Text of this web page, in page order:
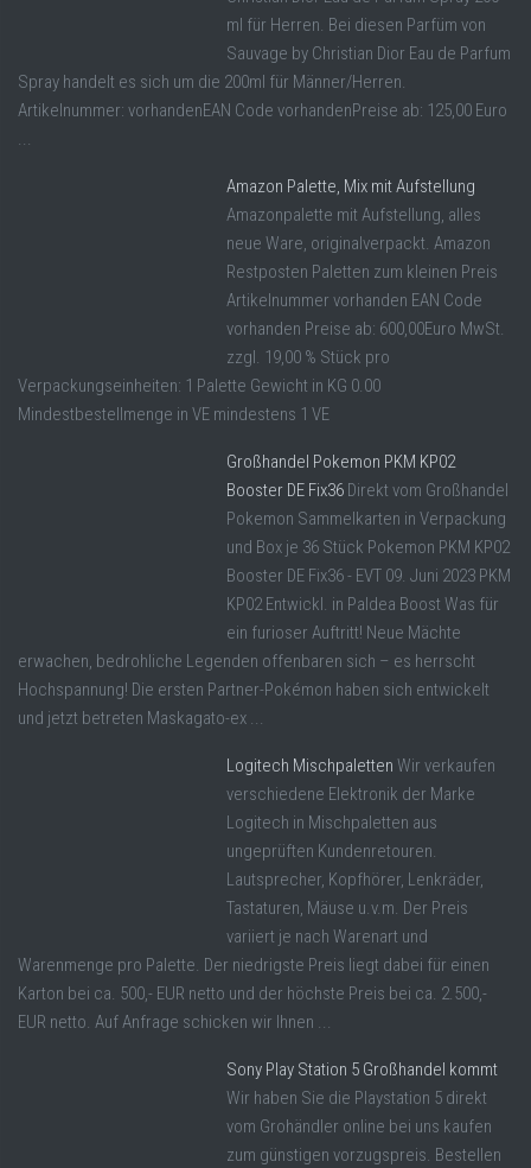
ml für Herren. Bei diesen Parfüm von
Sauvage by Christian Dior Eau de Parfum
Spray handelt es sich um die 200ml für Männer/Herren.
Artikelnummer: vorhandenEAN Code vorhandenPreise ab: 125,00 Euro
...
Amazon Palette, Mix mit Aufstellung
Amazonpalette mit Aufstellung, alles
neue Ware, originalverpackt. Amazon
Restposten Paletten zum kleinen Preis
Artikelnummer vorhanden EAN Code
vorhanden Preise ab: 600,00Euro MwSt.
zzgl. 19,00 % Stück pro
Verpackungseinheiten: 1 Palette Gewicht in KG 0.00
Mindestbestellmenge in VE mindestens 1 VE
Großhandel Pokemon PKM KP02
Booster DE Fix36 Direkt vom Großhandel
Pokemon Sammelkarten in Verpackung
und Box je 36 Stück Pokemon PKM KP02
Booster DE Fix36 - EVT 09. Juni 2023 PKM
KP02 Entwickl. in Paldea Boost Was für
ein furioser Auftritt! Neue Mächte
erwachen, bedrohliche Legenden offenbaren sich – es herrscht
Hochspannung! Die ersten Partner-Pokémon haben sich entwickelt
und jetzt betreten Maskagato-ex ...
Logitech Mischpaletten Wir verkaufen
verschiedene Elektronik der Marke
Logitech in Mischpaletten aus
ungeprüften Kundenretouren.
Lautsprecher, Kopfhörer, Lenkräder,
Tastaturen, Mäuse u.v.m. Der Preis
variiert je nach Warenart und
Warenmenge pro Palette. Der niedrigste Preis liegt dabei für einen
Karton bei ca. 500,- EUR netto und der höchste Preis bei ca. 2.500,-
EUR netto. Auf Anfrage schicken wir Ihnen ...
Sony Play Station 5 Großhandel kommt
Wir haben Sie die Playstation 5 direkt
vom Grohändler online bei uns kaufen
zum günstigen vorzugspreis. Bestellen